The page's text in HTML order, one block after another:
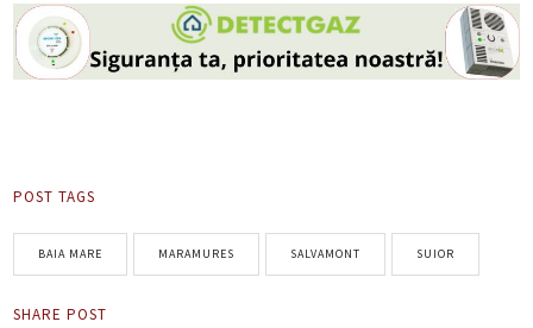
POST TAGS
BAIA MARE MARAMURES SALVAMONT SUIOR
SHARE POST